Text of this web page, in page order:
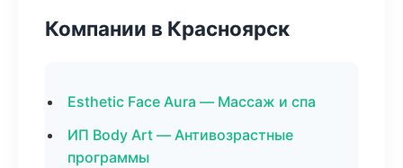
Компании в Красноярск
Esthetic Face Aura — Массаж и спа
ИП Body Art — Антивозрастные
программы